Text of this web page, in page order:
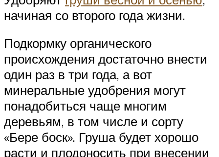
начиная со второго года жизни.
Подкормку органического
происхождения достаточно внести
один раз в три года, а вот
минеральные удобрения могут
понадобиться чаще многим
деревьям, в том числе и сорту
«Бере боск». Груша будет хорошо
расти и плодоносить при внесении